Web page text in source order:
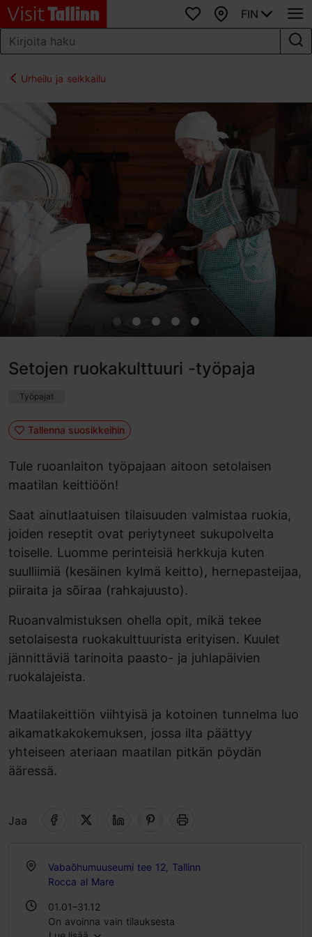
SuosikitKartta
FIN
Urheilu ja seikkailu
Setojen ruokakulttuuri -työpaja
Työpajat
Tallenna suosikkeihin
Tule ruoanlaiton työpajaan aitoon setolaisen
maatilan keittiöön!
Saat ainutlaatuisen tilaisuuden valmistaa ruokia,
joiden reseptit ovat periytyneet sukupolvelta
toiselle. Luomme perinteisiä herkkuja kuten
suulliimiä (kesäinen kylmä keitto), hernepasteijaa,
piiraita ja sõiraa (rahkajuusto).
Ruoanvalmistuksen ohella opit, mikä tekee
setolaisesta ruokakulttuurista erityisen. Kuulet
jännittäviä tarinoita paasto- ja juhlapäivien
ruokalajeista.
Maatilakeittiön viihtyisä ja kotoinen tunnelma luo
aikamatkakokemuksen, jossa ilta päättyy
yhteiseen ateriaan maatilan pitkän pöydän
ääressä.
Jaa
Vabaõhumuuseumi tee 12, Tallinn
Rocca al Mare
01.01–31.12
On avoinna vain tilauksesta